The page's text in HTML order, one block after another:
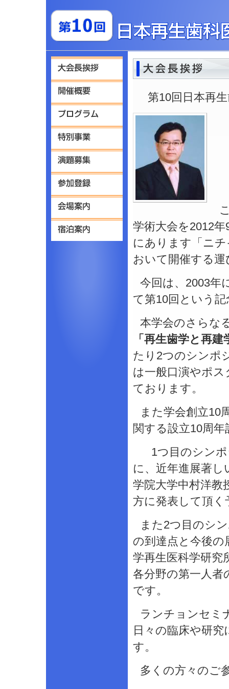
第10回日本再
学術大会を2012
にあります「ニ
おいて開催する
今回は、2003年
て第10回という
本学会のさらな
「再生歯学と再
たり2つのシンポ
は一般口演やポ
ております。
また学会創立10
関する設立10周
1つ目のシンポ
に、近年進展著
学院大学中村洋教
方に発表して頂く
また2つ目のシ
の到達点と今後の
学再生医科学研究
各分野の第一人者
です。
ランチョンセミ
日々の臨床や研
す。
多くの方々のご